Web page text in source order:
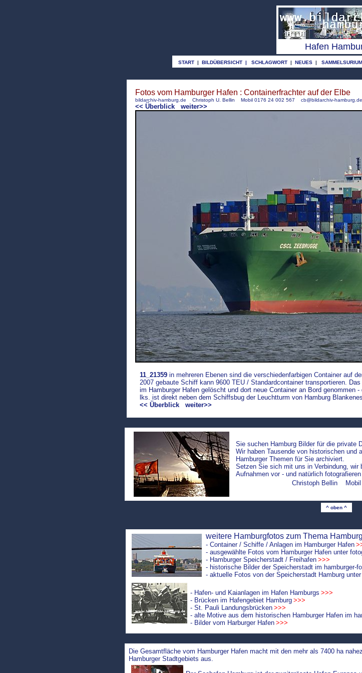
Hafen
START | BILDÜBERSICHT | SCHLAGWORT | NEUES | SAMMELSURIUM
Fotos vom Hamburger Hafen : Containerfrachter auf der Elbe
bildarchiv-hamburg.de Christoph U. Bellin Mobil 0176 24 002 567 cb@bildarchiv-hamburg.de
<< Überblick weiter>>
11_21359in mehreren Ebenen sind die verschiedenfarbigen Container auf
2007 gebaute Schiff kann 9600 TEU / Standardcontainer transportieren.
im Hamburger Hafen gelöscht und dort neue Container an Bord genommen
lks. ist direkt neben dem Schiffsbug der Leuchtturm von Hamburg
<< Überblick weiter>>
Sie suchen Hamburg Bilder für die private
Wir haben Tausende von historischen und
Hamburger Themen für Sie archiviert.
Setzen Sie sich mit uns in Verbindung, wir
Aufnahmen vor - und natürlich
Christoph Bellin
^ oben ^
weitere Hamburgfotos zum Thema
- Container / Schiffe / Anlagen im Hamburger Hafen
- ausgewählte Fotos vom Hamburger Hafen unter
- Hamburger Speicherstadt / Freihafen >>>
- historische Bilder der Speicherstadt im hamburger-
- aktuelle Fotos von der Speicherstadt Hamburg
- Hafen- und Kaianlagen im Hafen Hamburgs >>>
- Brücken im Hafengebiet Hamburg >>>
- St. Pauli Landungsbrücken >>>
- alte Motive aus dem historischen Hamburger Hafen im
- Bilder vom Harburger Hafen >>>
Die Gesamtfläche vom Hamburger Hafen macht mit den mehr als 7400 ha
Hamburger Stadtgebiets aus.